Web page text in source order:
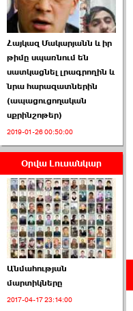
Սահմանադրական
դատարանը մերժեց ›››
2026-07-02 00:39:00
ՈՒՂԻՂ․ ԱԺ-ն
Կառավարության ›››
2026-07-01 00:52:00
ՍԴ-ն հուլիսի 1-ին
Հայկազ Մակարյանն և իր
թիմը սպառնում են
սատկացնել լրագրողին և
նրա հարազատներին
(ապացուցողական
սքրինշոթեր)
2019-01-26 00:50:00
Օրվա Լուսանկար
Անմահության
մարտիկները
2017-04-17 23:14:00